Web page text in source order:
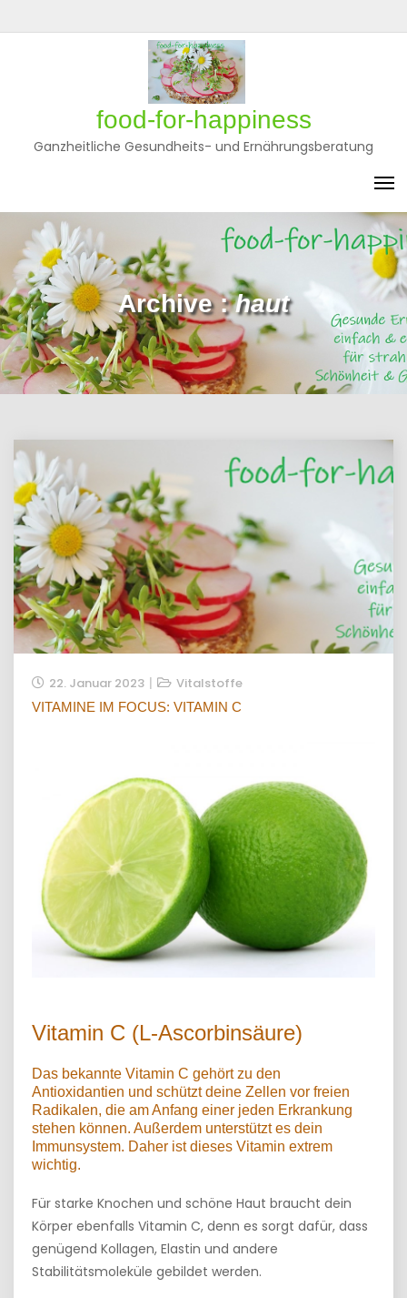
to
Privatsphäre-
Einstellungen
ändern
Historie
der
Privatsphäre-
Einstellungen
Einwilligungen
widerrufen
food-for-happiness
Ganzheitliche Gesundheits- und Ernährungsberatung
Archive :haut
22. Januar 2023 Vitalstoffe
VITAMINE IM FOCUS: VITAMIN C
Vitamin C (L-Ascorbinsäure)
Das bekannte Vitamin C gehört zu den
Antioxidantien und schützt deine Zellen vor freien
Radikalen, die am Anfang einer jeden Erkrankung
stehen können. Außerdem unterstützt es dein
Immunsystem. Daher ist dieses Vitamin extrem
wichtig.
Für starke Knochen und schöne Haut braucht dein
Körper ebenfalls Vitamin C, denn es sorgt dafür, dass
genügend Kollagen, Elastin und andere
Stabilitätsmoleküle gebildet werden.